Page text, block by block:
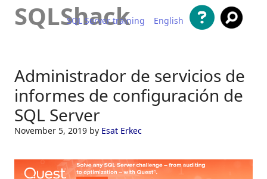
SQLShack
SQL Server training English
Administrador de servicios de
informes de configuración de
SQL Server
November 5, 2019 by Esat Erkec